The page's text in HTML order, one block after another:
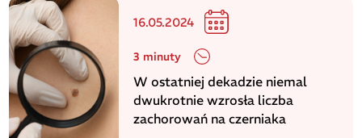
16.05.2024
3 minuty
W ostatniej dekadzie niemal
dwukrotnie wzrosła liczba
zachorowań na czerniaka